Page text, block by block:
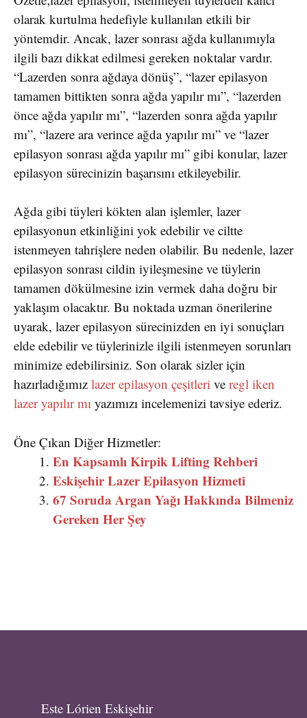
olarak kurtulma hedefiyle kullanılan etkili bir
yöntemdir. Ancak, lazer sonrası ağda kullanımıyla
ilgili bazı dikkat edilmesi gereken noktalar vardır.
“Lazerden sonra ağdaya dönüş”, “lazer epilasyon
tamamen bittikten sonra ağda yapılır mı”, “lazerden
önce ağda yapılır mı”, “lazerden sonra ağda yapılır
mı”, “lazere ara verince ağda yapılır mı” ve “lazer
epilasyon sonrası ağda yapılır mı” gibi konular, lazer
epilasyon sürecinizin başarısını etkileyebilir.
Ağda gibi tüyleri kökten alan işlemler, lazer
epilasyonun etkinliğini yok edebilir ve ciltte
istenmeyen tahrişlere neden olabilir. Bu nedenle, lazer
epilasyon sonrası cildin iyileşmesine ve tüylerin
tamamen dökülmesine izin vermek daha doğru bir
yaklaşım olacaktır. Bu noktada uzman önerilerine
uyarak, lazer epilasyon sürecinizden en iyi sonuçları
elde edebilir ve tüylerinizle ilgili istenmeyen sorunları
minimize edebilirsiniz. Son olarak sizler için
hazırladığımız lazer epilasyon çeşitleri ve regl iken
lazer yapılır mı yazımızı incelemenizi tavsiye ederiz.
Öne Çıkan Diğer Hizmetler:
En Kapsamlı Kirpik Lifting Rehberi
Eskişehir Lazer Epilasyon Hizmeti
67 Soruda Argan Yağı Hakkında Bilmeniz
Gereken Her Şey
Este Lórien Eskişehir